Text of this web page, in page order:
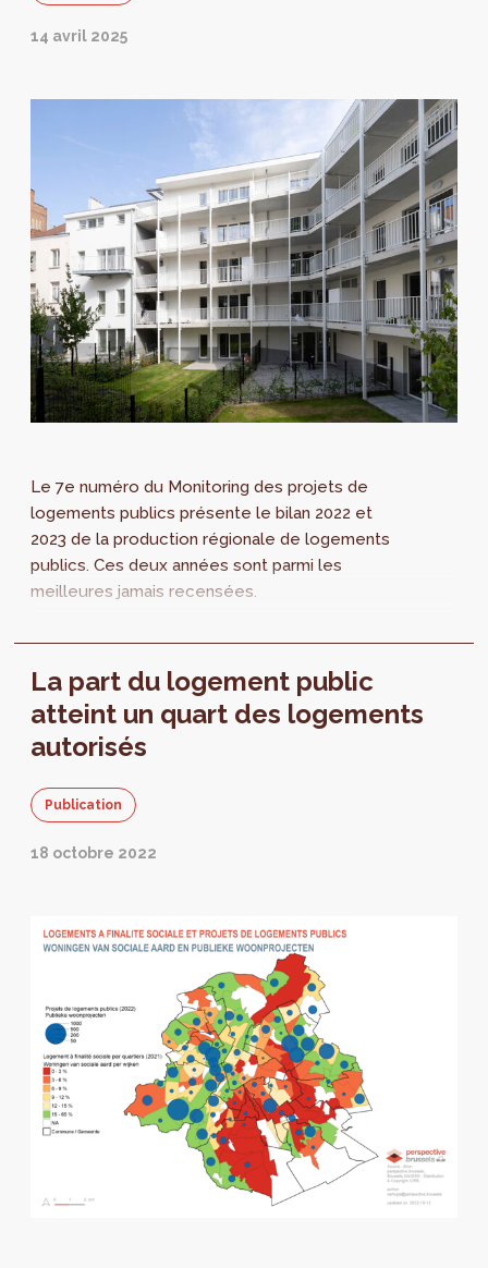
14 avril 2025
Le 7e numéro du Monitoring des projets de
logements publics présente le bilan 2022 et
2023 de la production régionale de logements
publics. Ces deux années sont parmi les
meilleures jamais recensées.
La part du logement public
atteint un quart des logements
autorisés
Publication
18 octobre 2022